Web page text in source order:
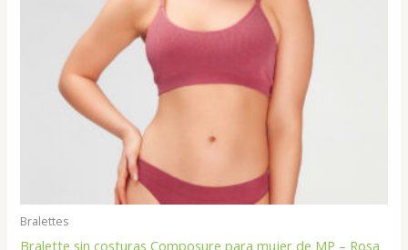
Bralettes
Bralette sin costuras Composure para mujer de MP – Rosa